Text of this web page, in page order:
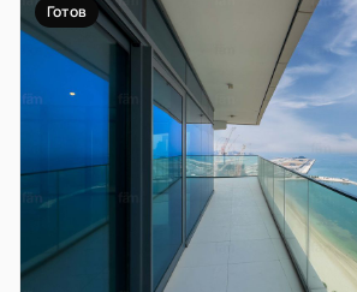
Готов